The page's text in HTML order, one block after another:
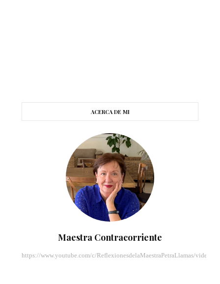
ACERCA DE MI
Maestra Contracorriente
https://www.youtube.com/c/ReflexionesdelaMaestraPetraLlamas/videos